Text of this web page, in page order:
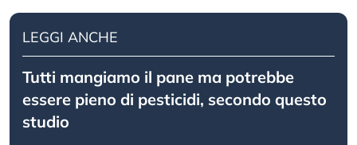
LEGGI ANCHE
Tutti mangiamo il pane ma potrebbe
essere pieno di pesticidi, secondo questo
studio